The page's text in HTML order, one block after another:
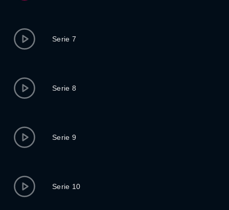
Serie 7
Serie 8
Serie 9
Serie 10